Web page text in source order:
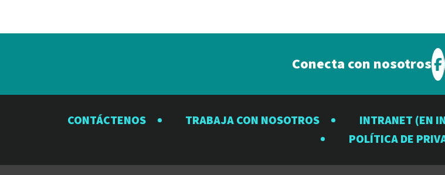
Conecta con nosotros
CONTÁCTENOS TRABAJA CON NOSOTROS INTRANET (EN
POLÍTICA DE